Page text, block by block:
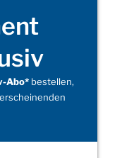
Abo*bestellen,